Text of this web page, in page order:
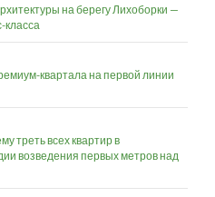
на берегу Лихоборки —
класса
квартала на первой линии
треть всех квартир в
возведения первых метров над